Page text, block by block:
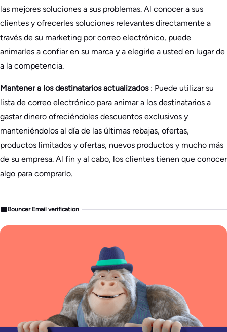
las mejores soluciones a sus problemas. Al conocer a sus
clientes y ofrecerles soluciones relevantes directamente a
través de su marketing por correo electrónico, puede
animarles a confiar en su marca y a elegirle a usted en lugar de
a la competencia.
Mantener a los destinatarios actualizados : Puede utilizar su
lista de correo electrónico para animar a los destinatarios a
gastar dinero ofreciéndoles descuentos exclusivos y
manteniéndolos al día de las últimas rebajas, ofertas,
productos limitados y ofertas, nuevos productos y mucho más
de su empresa. Al fin y al cabo, los clientes tienen que conocer
algo para comprarlo.
Bouncer Email verification